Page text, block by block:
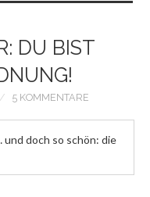
DU BIST
5 KOMMENTARE
und doch so schön: die